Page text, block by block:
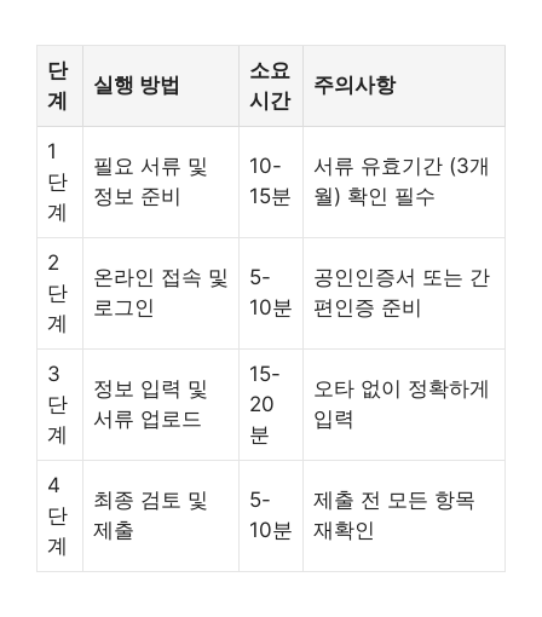
단
계
실행 방법
소요
시간
주의사항
1
단
계
필요 서류 및
정보 준비
10-
15분
서류 유효기간 (3개
월) 확인 필수
2
단
계
온라인 접속 및
로그인
5-
10분
공인인증서 또는 간
편인증 준비
3
단
계
정보 입력 및
서류 업로드
15-
20
분
오타 없이 정확하게
입력
4
단
계
최종 검토 및
제출
5-
10분
제출 전 모든 항목
재확인